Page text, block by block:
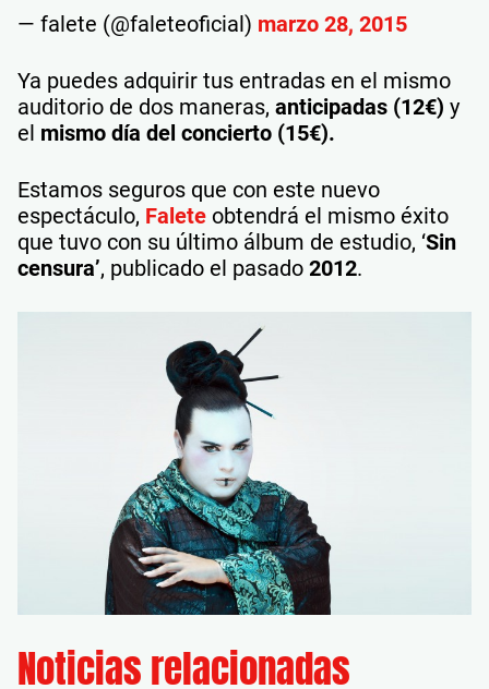
— falete (@faleteoficial) marzo 28, 2015
Ya puedes adquirir tus entradas en el mismo
auditorio de dos maneras, anticipadas (12€) y
el mismo día del concierto (15€).
Estamos seguros que con este nuevo
espectáculo, Falete obtendrá el mismo éxito
que tuvo con su último álbum de estudio, ‘Sin
censura’, publicado el pasado 2012.
Noticias relacionadas